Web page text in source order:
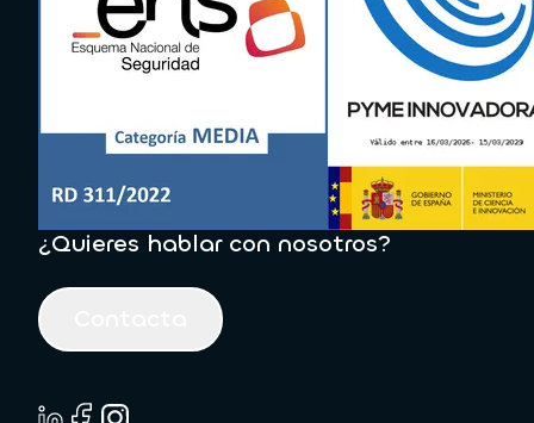
¿Quieres hablar con nosotros?